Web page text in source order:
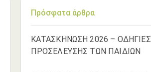
Πρόσφατα άρθρα
ΚΑΤΑΣΚΗΝΩΣΗ 2026 – ΟΔΗΓΙΕΣ
ΠΡΟΣΕΛΕΥΣΗΣ ΤΩΝ ΠΑΙΔΙΩΝ